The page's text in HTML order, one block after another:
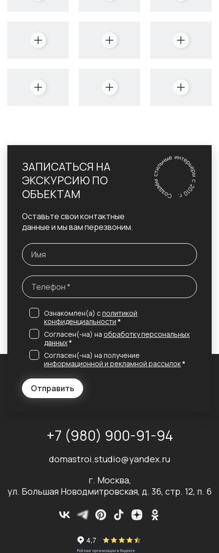
ЗАПИСАТЬСЯ НА
ЭКСКУРСИЮ ПО
ОБЪЕКТАМ
Оставьте свои контактные
данные и мы вам перезвоним.
Отправить
Ознакомлен(а) сполитикой
конфиденциальности *
Согласен(-на) на обработку персональных
данных*
Согласен(-на) на получение
информационной и рекламной рассылок*
+7 (980) 900-91-94
domastroi.studio@yandex.ru
г. Москва,
ул. Большая Новодмитровская, д. 36, стр. 12, п. 6